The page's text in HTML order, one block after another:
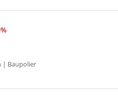
| Baupolier